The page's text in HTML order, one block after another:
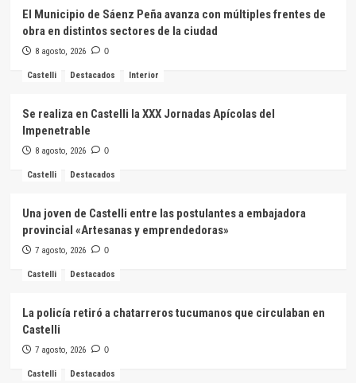
El Municipio de Sáenz Peña avanza con múltiples frentes de
obra en distintos sectores de la ciudad
8 agosto, 2026 0
Castelli Destacados Interior
Se realiza en Castelli la XXX Jornadas Apícolas del
Impenetrable
8 agosto, 2026 0
Castelli Destacados
Una joven de Castelli entre las postulantes a embajadora
provincial «Artesanas y emprendedoras»
7 agosto, 2026 0
Castelli Destacados
La policía retiró a chatarreros tucumanos que circulaban en
Castelli
7 agosto, 2026 0
Castelli Destacados